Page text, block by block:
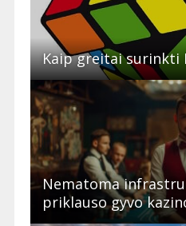
Kaip greitai surinkti
Nematoma
priklauso gyvo